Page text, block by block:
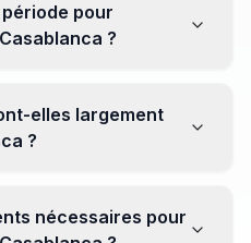
éviter les surprises.
pour
?
pour maximiser la valeur
elles largement
?
monnaie locale peut être
nécessaires pour